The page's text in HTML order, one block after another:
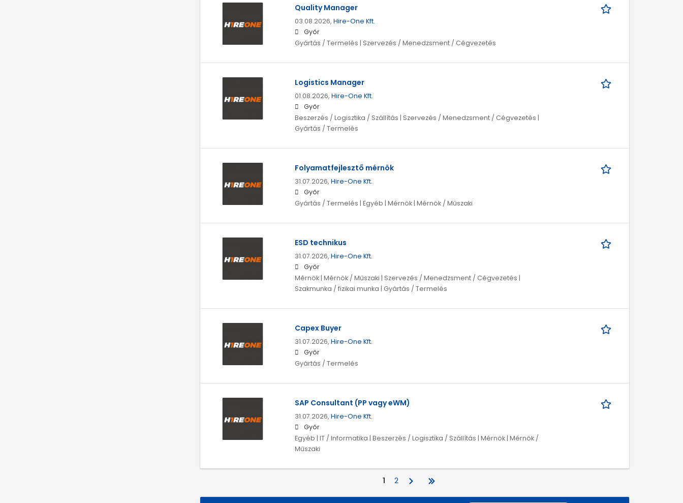
Quality Manager
03.08.2026, Hire-One Kft.
Győr
Gyártás / Termelés | Szervezés / Menedzsment / Cégvezetés
Logistics Manager
01.08.2026, Hire-One Kft.
Győr
Beszerzés / Logisztika / Szállítás | Szervezés / Menedzsment / Cégvezetés |
Gyártás / Termelés
Folyamatfejlesztő mérnök
31.07.2026, Hire-One Kft.
Győr
Gyártás / Termelés | Egyéb | Mérnök | Mérnök / Műszaki
ESD technikus
31.07.2026, Hire-One Kft.
Győr
Mérnök | Mérnök / Műszaki | Szervezés / Menedzsment / Cégvezetés |
Szakmunka / fizikai munka | Gyártás / Termelés
Capex Buyer
31.07.2026, Hire-One Kft.
Győr
Gyártás / Termelés
SAP Consultant (PP vagy eWM)
31.07.2026, Hire-One Kft.
Győr
Egyéb | IT / Informatika | Beszerzés / Logisztika / Szállítás | Mérnök | Mérnök /
Műszaki
1 2